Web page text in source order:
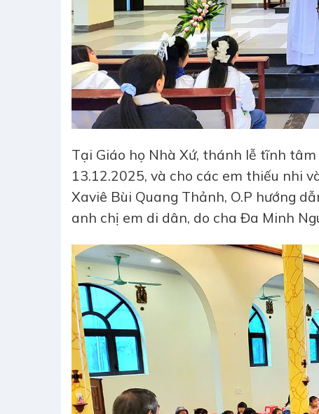
Tại Giáo họ Nhà Xứ, thánh lễ tĩnh
13.12.2025, và cho các em thiếu nhi
Xaviê Bùi Quang Thảnh, O.P hướng
anh chị em di dân, do cha Đa Minh